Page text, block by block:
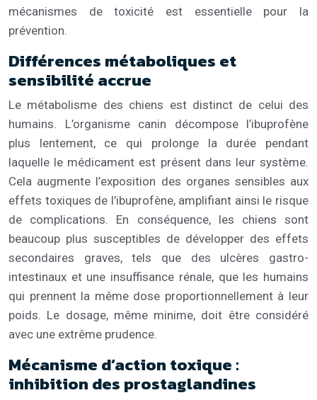
mécanismes de toxicité est essentielle pour la
prévention.
Différences métaboliques et
sensibilité accrue
Le métabolisme des chiens est distinct de celui des
humains. L’organisme canin décompose l’ibuprofène
plus lentement, ce qui prolonge la durée pendant
laquelle le médicament est présent dans leur système.
Cela augmente l’exposition des organes sensibles aux
effets toxiques de l’ibuprofène, amplifiant ainsi le risque
de complications. En conséquence, les chiens sont
beaucoup plus susceptibles de développer des effets
secondaires graves, tels que des ulcères gastro-
intestinaux et une insuffisance rénale, que les humains
qui prennent la même dose proportionnellement à leur
poids. Le dosage, même minime, doit être considéré
avec une extrême prudence.
Mécanisme d’action toxique :
inhibition des prostaglandines